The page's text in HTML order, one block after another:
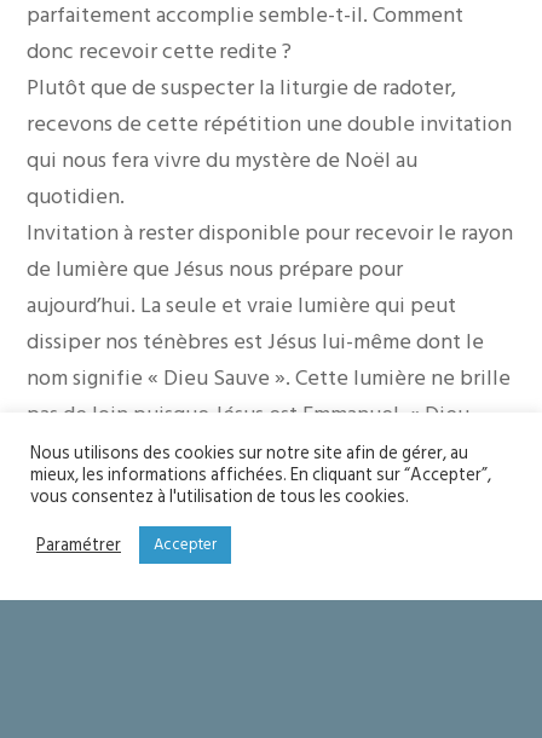
parfaitement accomplie semble-t-il. Comment
donc recevoir cette redite ?
Plutôt que de suspecter la liturgie de radoter,
recevons de cette répétition une double invitation
qui nous fera vivre du mystère de Noël au
quotidien.
Invitation à rester disponible pour recevoir le rayon
de lumière que Jésus nous prépare pour
aujourd’hui. La seule et vraie lumière qui peut
dissiper nos ténèbres est Jésus lui-même dont le
nom signifie « Dieu Sauve ». Cette lumière ne brille
pas de loin puisque Jésus est Emmanuel, « Dieu
avec nous »
Invitation alors, en conséquence, à rayonner nous-
mêmes de cette lumière en prenant le chemin de
Jésus lui-même. Pour rayonner aujourd’hui, Jésus
veut passer par nous. à chaque baptisé d’être
Nous utilisons des cookies sur notre site afin de gérer, au
mieux, les informations affichées. En cliquant sur “Accepter”,
vous consentez à l'utilisation de tous les cookies.
Paramétrer
Accepter